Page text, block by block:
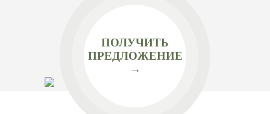
ПОЛУЧИТЬ
ПРЕДЛОЖЕНИЕ
→